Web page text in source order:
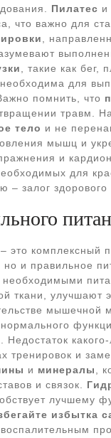
Пилатес и
что важно для
,
, такие как бег,
для
помнить, что
травм.
тело и не
мышц и
и
для
– залог здорового
это комплексный
но и правильное
необходимыми
ткани, улучшают
мышечной
Недостаток
тренировок и
и минералы
,
и связок.
лучшему
избытка